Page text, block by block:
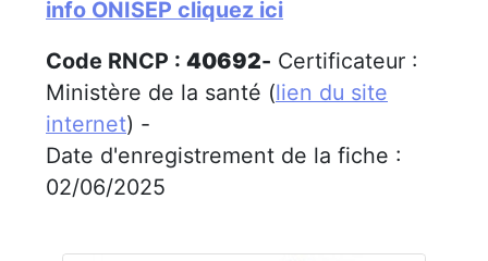
info ONISEP cliquez ici
Code RNCP : 40692- Certificateur :
Ministère de la santé (lien du site
internet) -
Date d'enregistrement de la fiche :
02/06/2025